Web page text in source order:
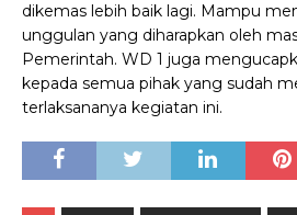
dikemas lebih baik lagi. Mampu
unggulan yang diharapkan oleh
Pemerintah. WD 1 juga
kepada semua pihak yang sudah
terlaksananya kegiatan ini.